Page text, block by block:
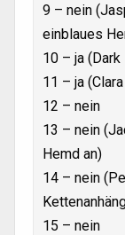
9 – nein
einblaues
10 – ja
11 – ja
12 – nein
13 – nein
Hemd an)
14 – nein
15 – nein